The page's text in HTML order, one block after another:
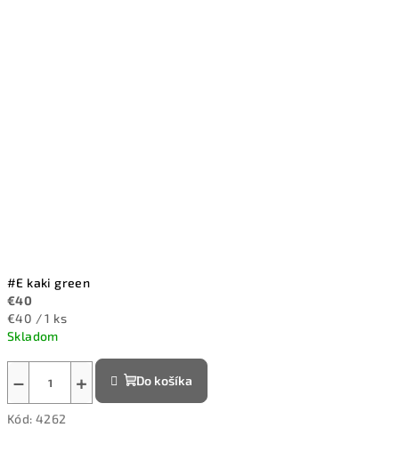
#E kaki green
€40
Jednotková
cena:
€40 / 1 ks
Skladom
+
− Do košíka
Kód: 4262